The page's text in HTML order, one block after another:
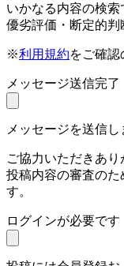
いかなる内容の検索
優劣評価・断定的判
※利用規約をご確
メッセージ送信完了
メッセージを送信し
ご協力いただきあり
投稿内容の審査のた
す。
ログインが必要です